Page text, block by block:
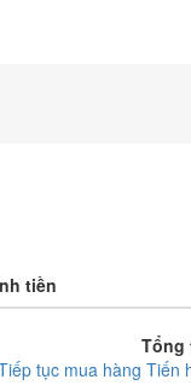
tiền
Tổng
tục mua hàng Tiến